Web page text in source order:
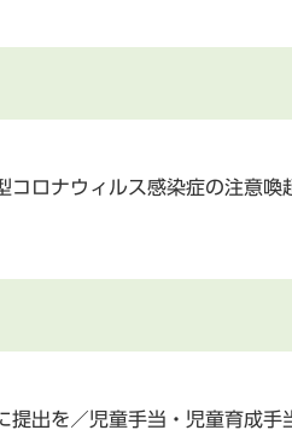
ロナウィルス感染症の注意喚
出を／児童手当・児童育成